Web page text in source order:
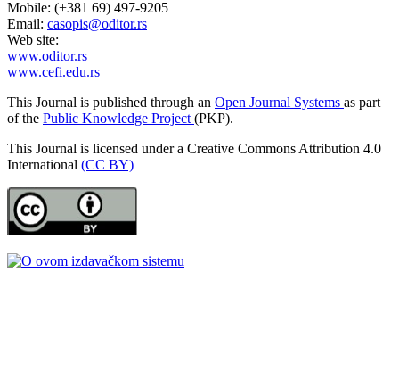
Mobile: (+381 69) 497-9205
Email: casopis@oditor.rs
Web site:
www.oditor.rs
www.cefi.edu.rs
This Journal is published through an Open Journal Systems as part
of the Public Knowledge Project (PKP).
This Journal is licensed under a Creative Commons Attribution 4.0
International (CC BY)